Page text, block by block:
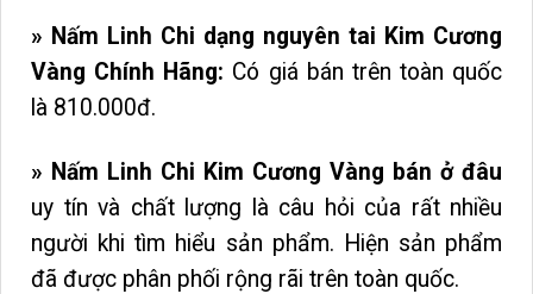
» Nấm Linh Chi dạng nguyên tai Kim Cương
Vàng Chính Hãng: Có giá bán trên toàn quốc
là 810.000đ.
» Nấm Linh Chi Kim Cương Vàng bán ở đâu
uy tín và chất lượng là câu hỏi của rất nhiều
người khi tìm hiểu sản phẩm. Hiện sản phẩm
đã được phân phối rộng rãi trên toàn quốc.